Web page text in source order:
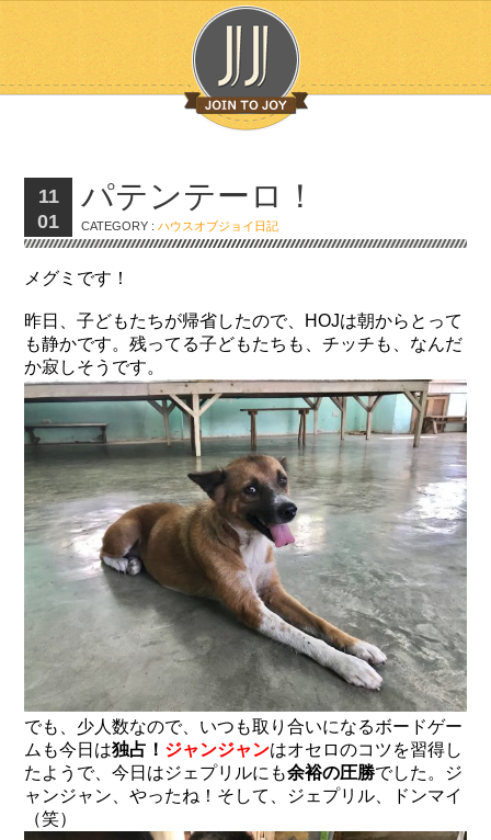
11
01
パテンテーロ！
CATEGORY :ハウスオブジョイ日記
メグミです！
昨日、子どもたちが帰省したので、HOJは朝からとって
も静かです。残ってる子どもたちも、チッチも、なんだ
か寂しそうです。
でも、少人数なので、いつも取り合いになるボードゲー
ムも今日は独占！ ジャンジャンはオセロのコツを習得し
たようで、今日はジェプリルにも余裕の圧勝でした。ジ
ャンジャン、やったね！そして、ジェプリル、ドンマイ
（笑）